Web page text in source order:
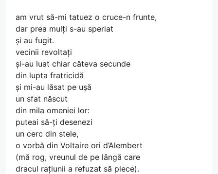
am vrut să-mi tatuez o cruce-n frunte,
dar prea mulți s-au speriat
și au fugit.
vecinii revoltați
și-au luat chiar câteva secunde
din lupta fratricidă
și mi-au lăsat pe ușă
un sfat născut
din mila omeniei lor:
puteai să-ți desenezi
un cerc din stele,
o vorbă din Voltaire ori d’Alembert
(mă rog, vreunul de pe lângă care
dracul rațiunii a refuzat să plece).